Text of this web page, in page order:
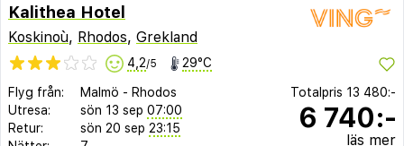
Kalithea Hotel
Koskinoù, Rhodos, Grekland
4,2/5 29°C
Flyg från: Malmö - Rhodos
Utresa:
sön 13 sep 07:00
Retur:
sön 20 sep 23:15
Totalpris 13 480:-
6 740:-
läs mer